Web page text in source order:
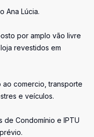
Ana Lúcia.
por amplo vão livre
revestidos em
comercio, transporte
e veículos.
de Condomínio e IPTU